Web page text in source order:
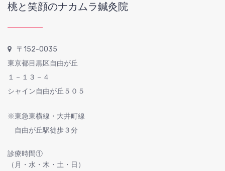
桃と笑顔のナカムラ鍼灸院
〒152-0035
東京都目黒区自由が丘
１－１３－４
シャイン自由が丘５０５
※東急東横線・大井町線
自由が丘駅徒歩３分
診療時間①
（月・水・木・土・日）